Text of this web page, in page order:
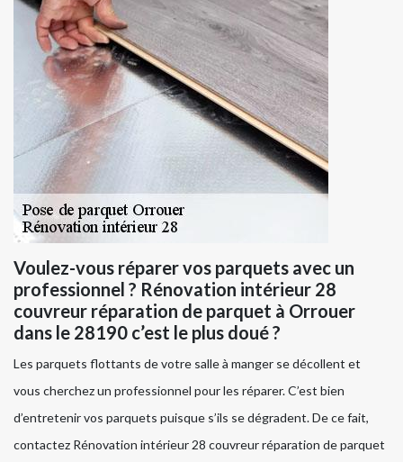
Voulez-vous réparer vos parquets avec un
professionnel ? Rénovation intérieur 28
couvreur réparation de parquet à Orrouer
dans le 28190 c’est le plus doué ?
Les parquets flottants de votre salle à manger se décollent et
vous cherchez un professionnel pour les réparer. C’est bien
d’entretenir vos parquets puisque s’ils se dégradent. De ce fait,
contactez Rénovation intérieur 28 couvreur réparation de parquet